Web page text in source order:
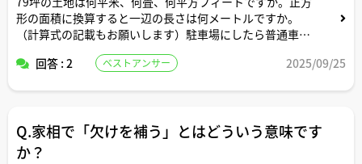
形の面積に換算すると一辺の長さは何メートルですか。
（計算式の記載もお願いします）駐車場にしたら普通車約
回答 : 2
ベストアンサー 2025/09/25
Q.家相で「欠けを補う」とはどういう意味です
か？